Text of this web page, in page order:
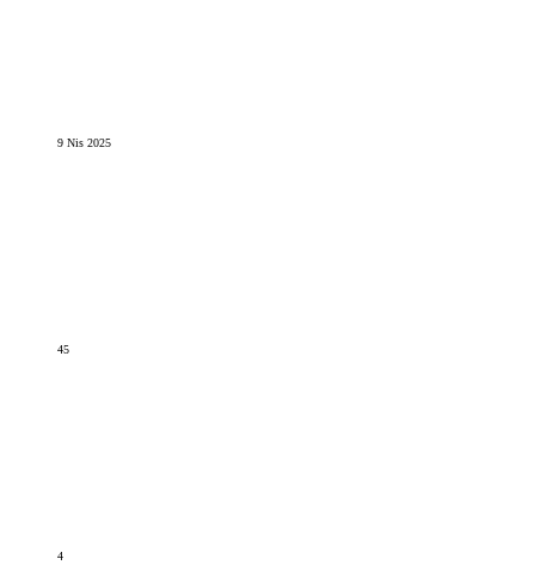
9 Nis 2025
45
4